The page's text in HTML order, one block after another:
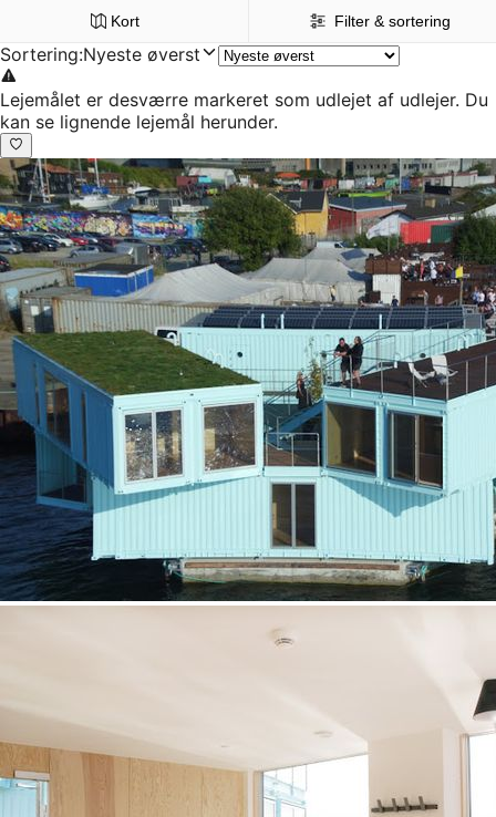
Kort Filter & sortering
Sortering:Nyeste øverst
Lejemålet er desværre markeret som udlejet af udlejer. Du
kan se lignende lejemål herunder.